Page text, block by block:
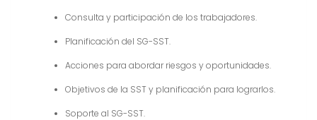
Consulta y participación de los trabajadores.
Planificación del SG-SST.
Acciones para abordar riesgos y oportunidades.
Objetivos de la SST y planificación para lograrlos.
Soporte al SG-SST.